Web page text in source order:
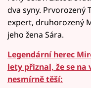
dva syny. Prvorozený
expert, druhorozený
jeho žena Sára.
Legendární herec
lety přiznal, že se na
nesmírně těší: